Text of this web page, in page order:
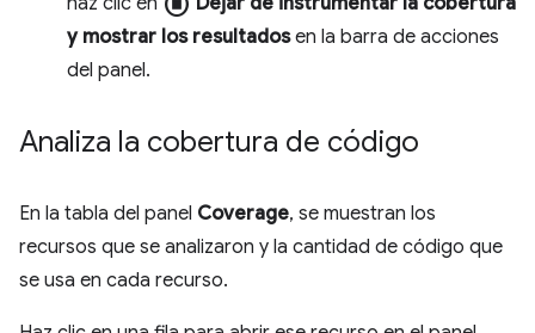
y mostrar los resultadosen la barra de acciones
del panel.
Analiza la cobertura de código
En la tabla del panel Coverage, se muestran los
recursos que se analizaron y la cantidad de código que
se usa en cada recurso.